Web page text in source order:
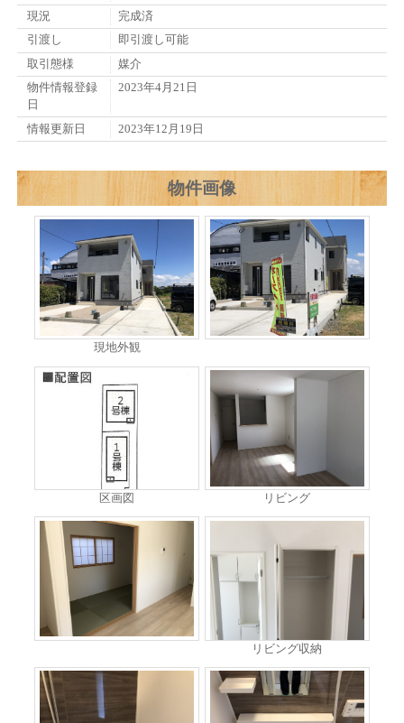
現況
完成済
引渡し
即引渡し可能
取引態様
媒介
物件情報登録
日
2023年4月21日
情報更新日 2023年12月19日
物件画像
現地外観
区画図 リビング
リビング収納